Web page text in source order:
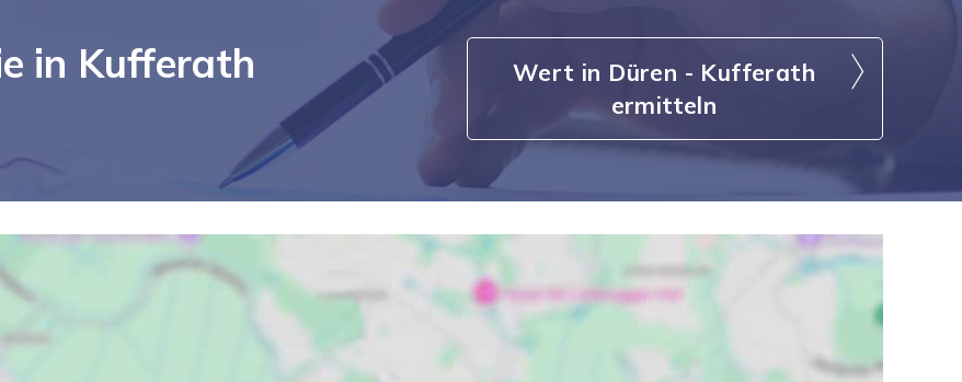
in Kufferath
Wert in Düren - Kufferath
ermitteln